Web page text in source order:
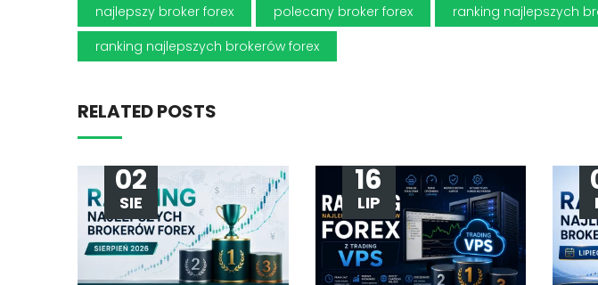
najlepszy broker forex polecany broker forex
ranking najlepszych
ranking najlepszych brokerów forex
RELATED POSTS
02
SIE
16
LIP